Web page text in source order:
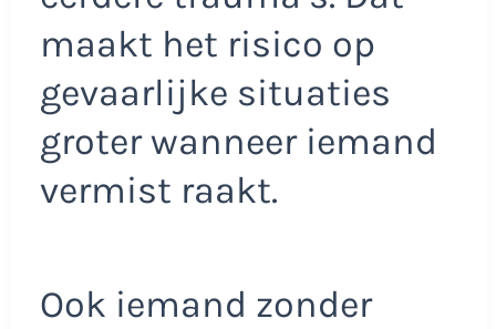
maakt het risico op
gevaarlijke situaties
groter wanneer iemand
vermist raakt.
Ook iemand zonder